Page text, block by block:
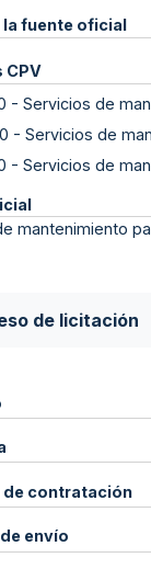
la fuente oficial
CPV
- Servicios de
- Servicios de
- Servicios de
mantenimiento
de licitación
de contratación
envío